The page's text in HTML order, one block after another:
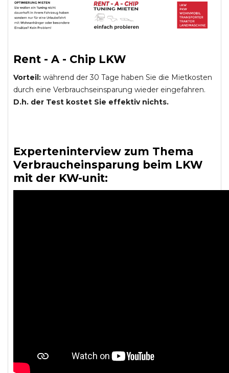
Rent - A - Chip LKW
Vorteil: während der 30 Tage haben Sie die Mietkosten
durch eine Verbrauchseinsparung wieder eingefahren.
D.h. der Test kostet Sie effektiv nichts.
Experteninterview zum Thema
Verbraucheinsparung beim LKW
mit der KW-unit: